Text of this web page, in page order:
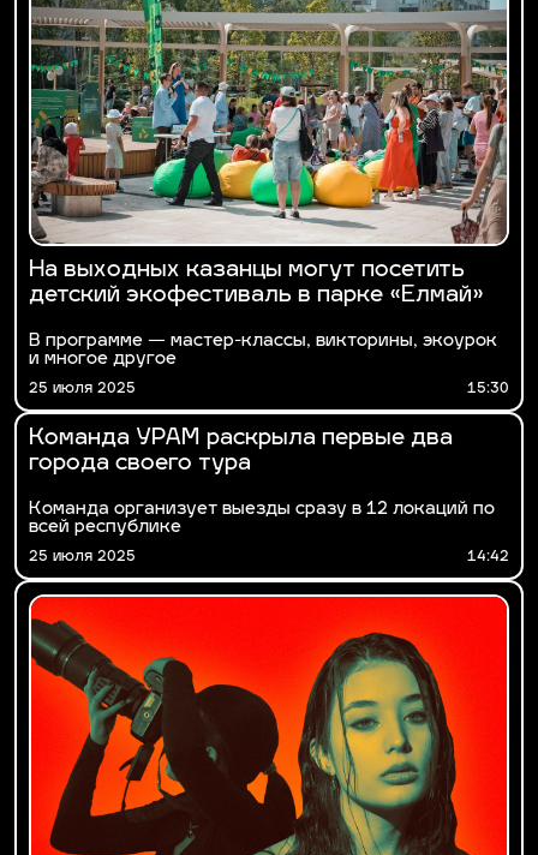
На выходных казанцы могут посетить
детский экофестиваль в парке «Елмай»
В программе — мастер-классы, викторины, экоурок
и многое другое
25 июля 2025 15:30
Команда УРАМ раскрыла первые два
города своего тура
Команда организует выезды сразу в 12 локаций по
всей республике
25 июля 2025 14:42